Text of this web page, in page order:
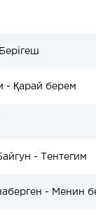
- Қарай берем
- Тентегим
- Менин